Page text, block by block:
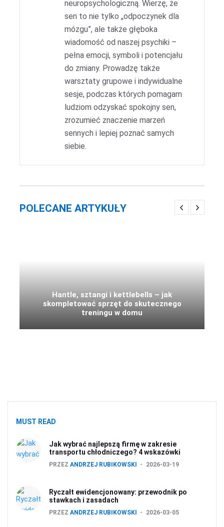
neuropsychologiczną. Wierzę, że
sen to nie tylko „odpoczynek dla
mózgu”, ale także głęboka
wiadomość od naszej psychiki –
pełna emocji, symboli i potencjału
do zmiany. Prowadzę także
warsztaty grupowe i indywidualne
sesje, podczas których pomagam
ludziom odzyskać spokojny sen,
zrozumieć znaczenie marzeń
sennych i lepiej poznać samych
siebie.
POLECANE ARTYKUŁY
Hantle, sztangi i kettlebells – jak
skompletować sprzęt do skutecznego
treningu w domu
MUST READ
Jak wybrać najlepszą firmę w zakresie
transportu chłodniczego? 4 wskazówki
PRZEZ ANDRZEJ RUBIKOWSKI 2026-03-19
Ryczałt ewidencjonowany: przewodnik po
stawkach i zasadach
PRZEZ ANDRZEJ RUBIKOWSKI 2026-03-05